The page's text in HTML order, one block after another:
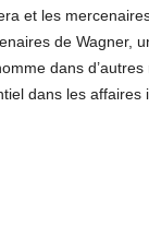
et les
de Wagner,
dans
dans les